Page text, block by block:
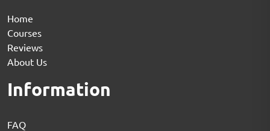
Home
Courses
Reviews
About Us
Information
FAQ